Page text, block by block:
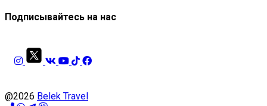
Подписывайтесь на нас
@2026 Belek Travel